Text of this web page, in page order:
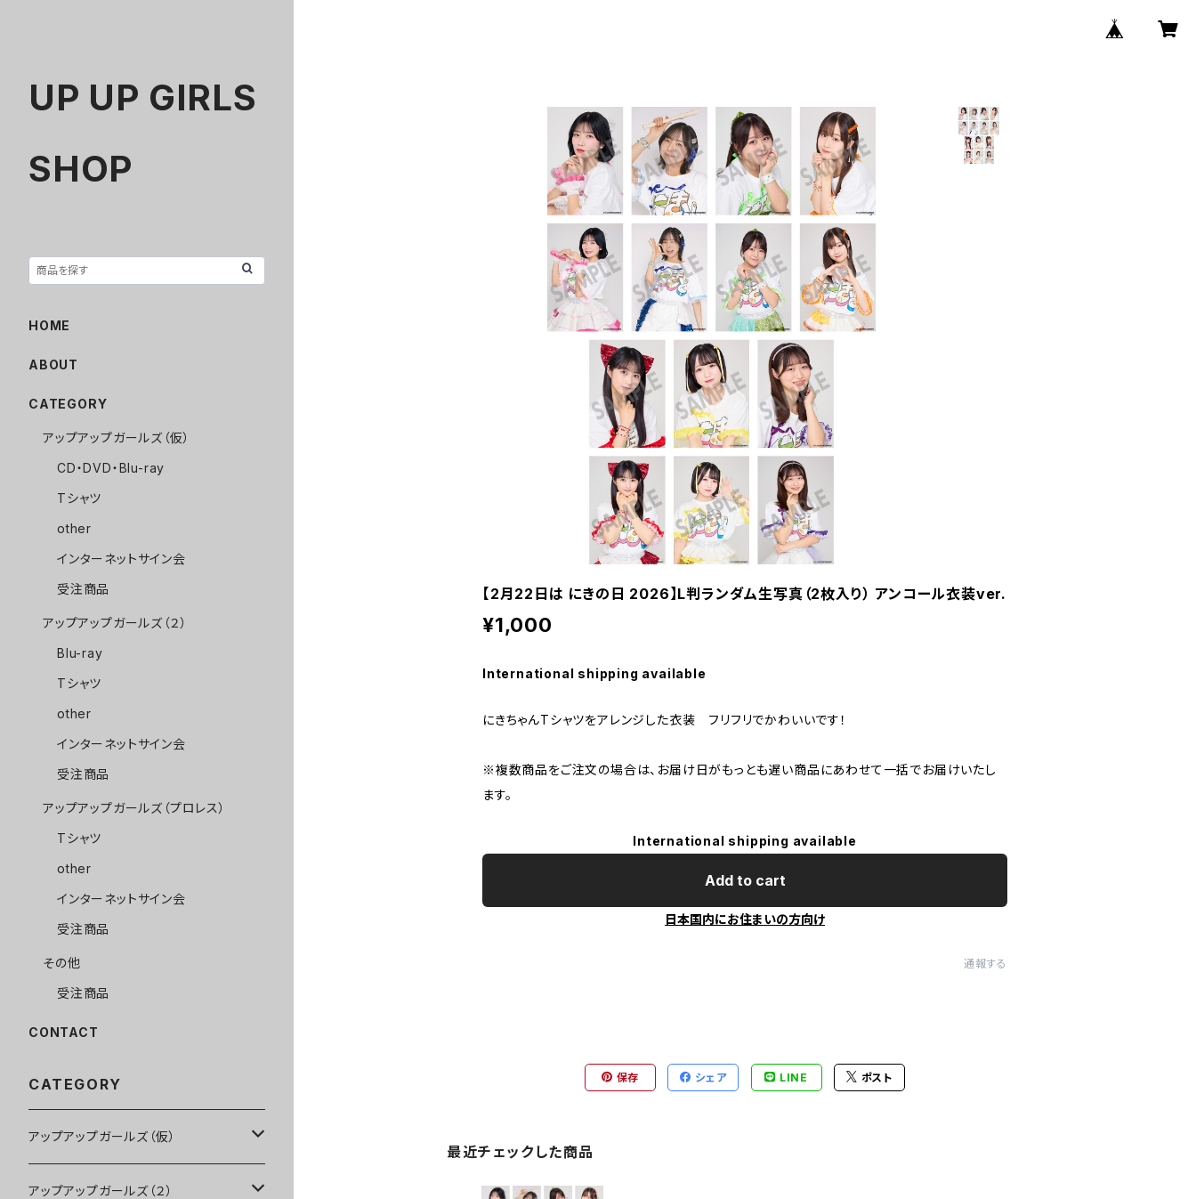
【2月22日は にきの日 2026】L判ランダム生写真（2枚入り） アンコール衣装ver.
¥1,000
International shipping available
にきちゃんTシャツをアレンジした衣装 フリフリでかわいいです！
※複数商品をご注文の場合は、お届け日がもっとも遅い商品にあわせて一括でお届けいたし
ます。
International shipping available
Add to cart
日本国内にお住まいの方向け
通報する
保存 シェア LINE ポスト
最近チェックした商品
UP UP GIRLS
SHOP
HOME
ABOUT
CATEGORY
アップアップガールズ（仮）
CD・DVD・Blu-ray
Tシャツ
other
インターネットサイン会
受注商品
アップアップガールズ（２）
Blu-ray
Tシャツ
other
インターネットサイン会
受注商品
アップアップガールズ（プロレス）
Tシャツ
other
インターネットサイン会
受注商品
その他
受注商品
CONTACT
CATEGORY
アップアップガールズ（仮）
CD・DVD・Blu-ray
アップアップガールズ（２）